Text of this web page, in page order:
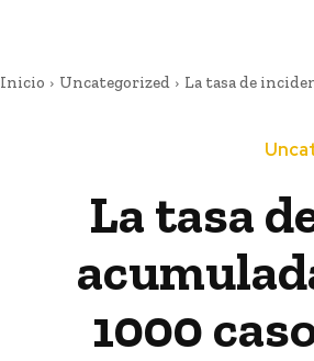
Inicio Uncategorized La tasa de
La tasa
1000